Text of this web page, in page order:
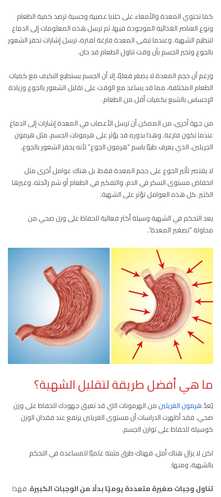
كما تحتوي المعدة والأمعاء على خلايا عصبية وحسية ترصد كمية الطعام
ونوع العناصر الغذائية الموجودة فيها، ثم ترسل هذه المعلومات إلى الدماغ
لتنظيم الشهية. وعندما تبقى المعدة فارغة لفترة، ترسل إشارات تحفز الشعور
بالجوع وتخبر الجسم بأن وقت تناول الطعام قد حان.
ورغم أن حجم المعدة لا يصغر فعليًا، إلا أن الجسم يستطيع التكيف مع كميات
الطعام المختلفة، مما قد يساعد مع الوقت على تقليل الشعور بالجوع وزيادة
الإحساس بالشبع بكميات أقل من الطعام.
من جهة أخرى، من الممكن أن ترسل الأعصاب في المعدة إشارات إلى الدماغ
عندما تكون فارغة. وهذا بدوره قد يؤثر على هرمونات الجسم، مثل هرمون
الجريلين، الذي يعرف طبيًا باسم “هرمون الجوع” لأنه يحفز الشعور بالجوع.
لا يقتصر تأثير الجوع على حجم المعدة فقط، بل هناك عوامل أخرى مثل
انخفاض مستوى السكر في الدم، والتفكير في الطعام أو شم رائحته، وغيرها
الكثير. كل هذه العوامل تؤثر على الشهية.
يعد التحكم في الشهية وسيلة أكثر فعالية للحفاظ على وزن صحي من
محاولة “تصغير المعدة”.
ما هي أفضل طريقة لتقليل الشهية؟
يُعدّهرمون الغريلينمن الهرمونات التي قد تعيق جهودك للحفاظ على وزن
صحي. فقد أظهرت الدراسات أن مستوى الغريلين يرتفع عند فقدان الوزن
كوسيلة للحفاظ على توازن الجسم.
لكن لا يزال هناك أمل، فهناك طرق مثبتة علميًا للمساعدة في التحكم
بالشهية، ومنها:
تناول وجبات صغيرة متعددة يوميًا بدلًا من الوجبات الكبيرة. فهذا